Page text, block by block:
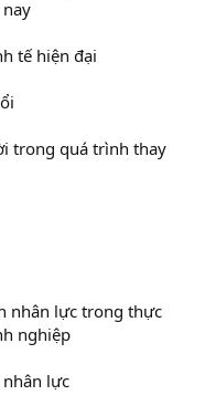
tế hiện đại
trong quá trình thay
nhân lực trong thực
nghiệp
lực